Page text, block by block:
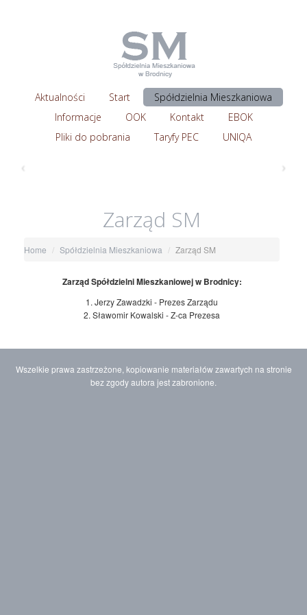
Aktualności Start
Spółdzielnia Mieszkaniowa
Informacje
OOK Kontakt
EBOK
Pliki do pobrania
Taryfy PEC UNIQA
‹ ›
Zarząd SM
Home Spółdzielnia Mieszkaniowa Zarząd SM
Zarząd Spółdzielni Mieszkaniowej w Brodnicy:
1. Jerzy Zawadzki - Prezes Zarządu
2. Sławomir Kowalski - Z-ca Prezesa
Wszelkie prawa zastrzeżone, kopiowanie materiałów zawartych na stronie
bez zgody autora jest zabronione.